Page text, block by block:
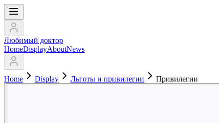
Любимый доктор
HomeDisplayAboutNews
Home Display Льготы и привилегии Привилегии